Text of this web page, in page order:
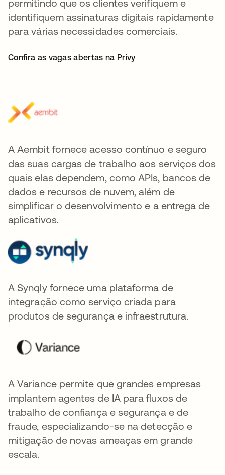
permitindo que os clientes verifiquem e
identifiquem assinaturas digitais rapidamente
para várias necessidades comerciais.
Confira as vagas abertas na Privy
A Aembit fornece acesso contínuo e seguro
das suas cargas de trabalho aos serviços dos
quais elas dependem, como APIs, bancos de
dados e recursos de nuvem, além de
simplificar o desenvolvimento e a entrega de
aplicativos.
A Synqly fornece uma plataforma de
integração como serviço criada para
produtos de segurança e infraestrutura.
A Variance permite que grandes empresas
implantem agentes de IA para fluxos de
trabalho de confiança e segurança e de
fraude, especializando-se na detecção e
mitigação de novas ameaças em grande
escala.